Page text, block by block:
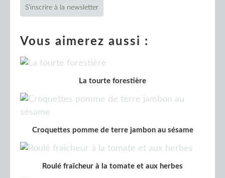
S'inscrire à la newsletter
Vous aimerez aussi :
La tourte forestière
Croquettes pomme de terre jambon au sésame
Roulé fraîcheur à la tomate et aux herbes